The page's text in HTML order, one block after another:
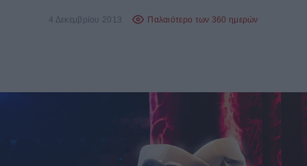
4 Δεκεμβρίου 2013 Παλαιότερο των 360 ημερών